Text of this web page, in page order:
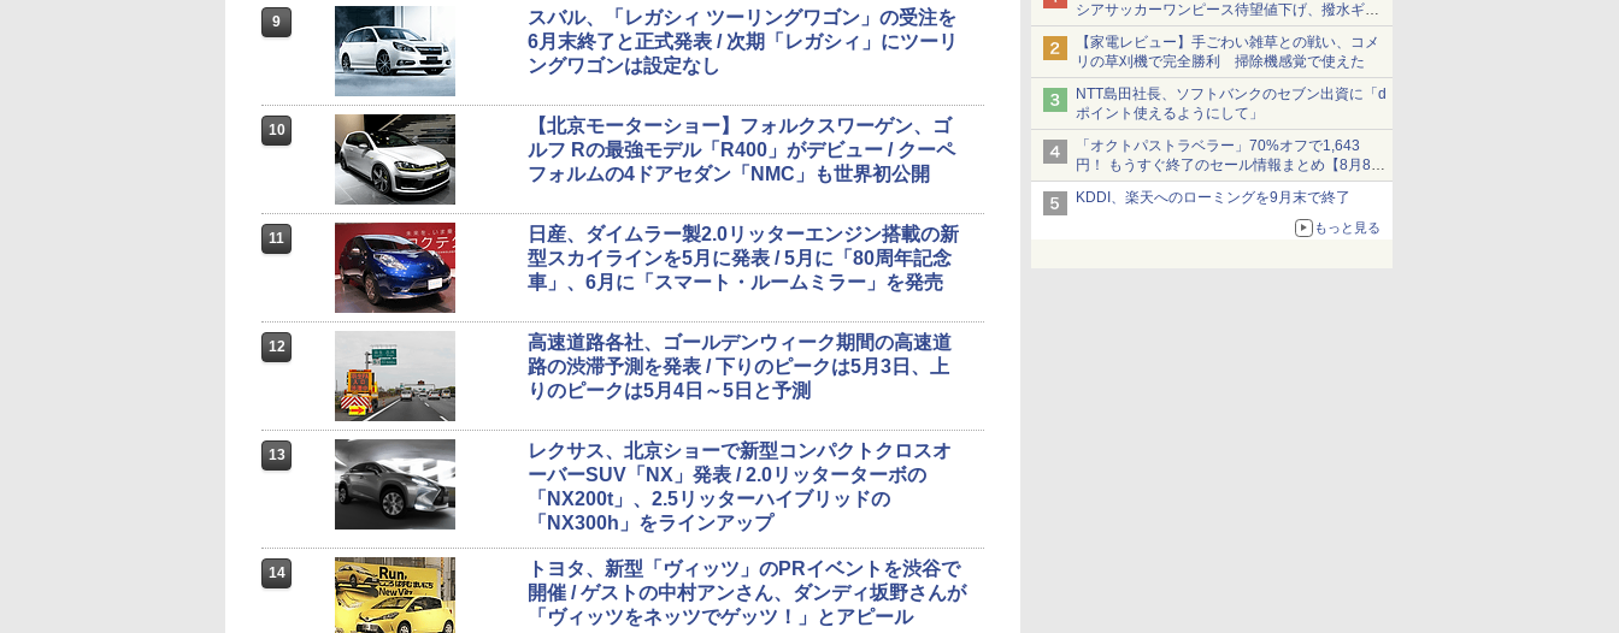
シアサッカーワンピース待望値下げ、撥水ギア
ショーツは1990円に
【家電レビュー】手ごわい雑草との戦い、コメ
リの草刈機で完全勝利 掃除機感覚で使えた
NTT島田社長、ソフトバンクのセブン出資に「d
ポイント使えるようにして」
「オクトパストラベラー」70%オフで1,643
円！ もうすぐ終了のセール情報まとめ【8月8日
更新】
ニンテンドーeショップでは「大神 絶景版」が
KDDI、楽天へのローミングを9月末で終了
もっと見る
9
スバル、「レガシィ ツーリングワゴン」の受注を
6月末終了と正式発表 / 次期「レガシィ」にツーリ
ングワゴンは設定なし
10
【北京モーターショー】フォルクスワーゲン、ゴ
ルフ Rの最強モデル「R400」がデビュー / クーペ
フォルムの4ドアセダン「NMC」も世界初公開
11
日産、ダイムラー製2.0リッターエンジン搭載の新
型スカイラインを5月に発表 / 5月に「80周年記念
車」、6月に「スマート・ルームミラー」を発売
12
高速道路各社、ゴールデンウィーク期間の高速道
路の渋滞予測を発表 / 下りのピークは5月3日、上
りのピークは5月4日～5日と予測
13
レクサス、北京ショーで新型コンパクトクロスオ
ーバーSUV「NX」発表 / 2.0リッターターボの
「NX200t」、2.5リッターハイブリッドの
「NX300h」をラインアップ
14
トヨタ、新型「ヴィッツ」のPRイベントを渋谷で
開催 / ゲストの中村アンさん、ダンディ坂野さんが
「ヴィッツをネッツでゲッツ！」とアピール